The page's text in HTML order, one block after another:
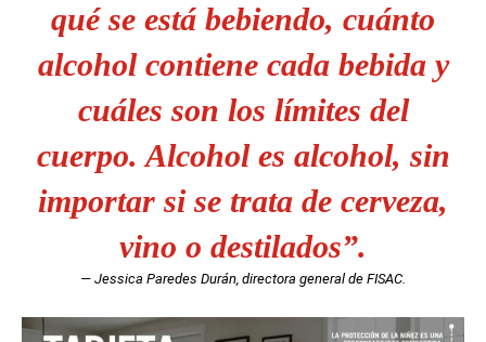
qué se está bebiendo, cuánto
alcohol contiene cada bebida y
cuáles son los límites del
cuerpo. Alcohol es alcohol, sin
importar si se trata de cerveza,
vino o destilados”.
— Jessica Paredes Durán, directora general de FISAC.